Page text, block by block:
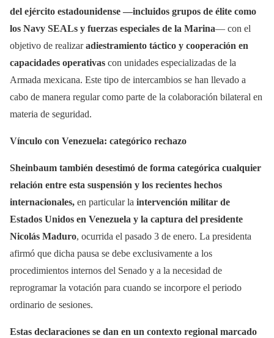
del ejército estadounidense —incluidos grupos de élite como
los Navy SEALs y fuerzas especiales de la Marina— con el
objetivo de realizaradiestramiento táctico y cooperación en
capacidades operativas con unidades especializadas de la
Armada mexicana. Este tipo de intercambios se han llevado a
cabo de manera regular como parte de la colaboración bilateral en
materia de seguridad.
Vínculo con Venezuela: categórico rechazo
Sheinbaum también desestimó de forma categórica cualquier
relación entre esta suspensión y los recientes hechos
internacionales, en particular la intervención militar de
Estados Unidos en Venezuela y la captura del presidente
Nicolás Maduro, ocurrida el pasado 3 de enero. La presidenta
afirmó que dicha pausa se debe exclusivamente a los
procedimientos internos del Senado y a la necesidad de
reprogramar la votación para cuando se incorpore el periodo
ordinario de sesiones.
Estas declaraciones se dan en un contexto regional marcado